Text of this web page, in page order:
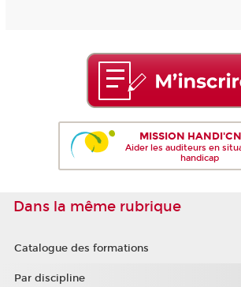
MISSION
Aider les auditeurs en
handicap
Dans la même rubrique
Catalogue des formations
Par discipline